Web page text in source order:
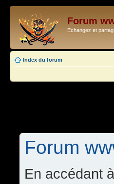
Forum
Echangez et
Index du forum
Forum
En accédant